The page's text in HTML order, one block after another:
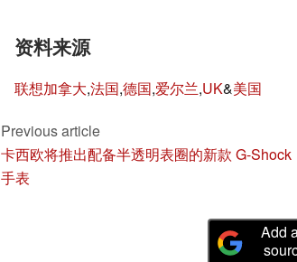
资料来源
联想加拿大,法国,德国,爱尔兰,UK&美国
Previous article
卡西欧将推出配备半透明表圈的新款 G-Shock
手表
Add